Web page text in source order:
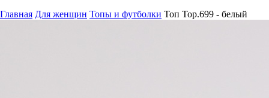
Главная Для женщин Топы и футболки Топ Top.699 - белый